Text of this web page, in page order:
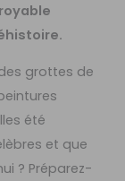
grottes de
été
et que
? Préparez-